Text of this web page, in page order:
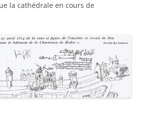
la cathédrale en cours de